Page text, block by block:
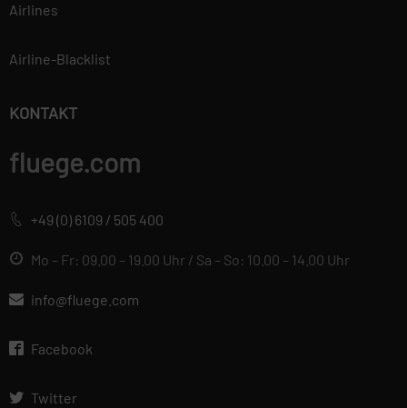
Airlines
Airline-Blacklist
KONTAKT
fluege.com
+49 (0) 6109 / 505 400
Mo – Fr: 09.00 – 19.00 Uhr / Sa – So: 10.00 – 14.00 Uhr
info@fluege.com
Facebook
Twitter